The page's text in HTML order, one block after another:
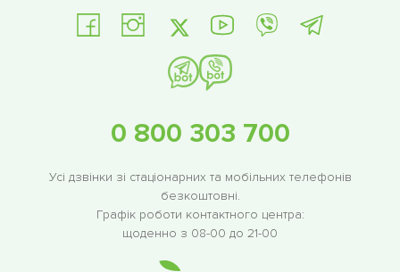
0 800 303 700
Усі дзвінки зі стаціонарних та мобільних телефонів
безкоштовні.
Графік роботи контактного центра:
щоденно з 08-00 до 21-00